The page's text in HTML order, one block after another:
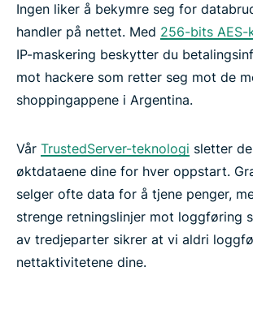
Ingen liker å bekymre seg for
handler på nettet. Med 256-bits AES-
IP-maskering beskytter du
mot hackere som retter seg mot de
shoppingappene i Argentina.
Vår TrustedServer-teknologi sletter
øktdataene dine for hver oppstart.
selger ofte data for å tjene penger,
strenge retningslinjer mot loggføring
av tredjeparter sikrer at vi aldri
nettaktivitetene dine.